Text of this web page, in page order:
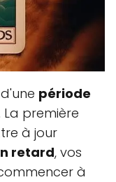
période
La première
à jour
retard, vos
à